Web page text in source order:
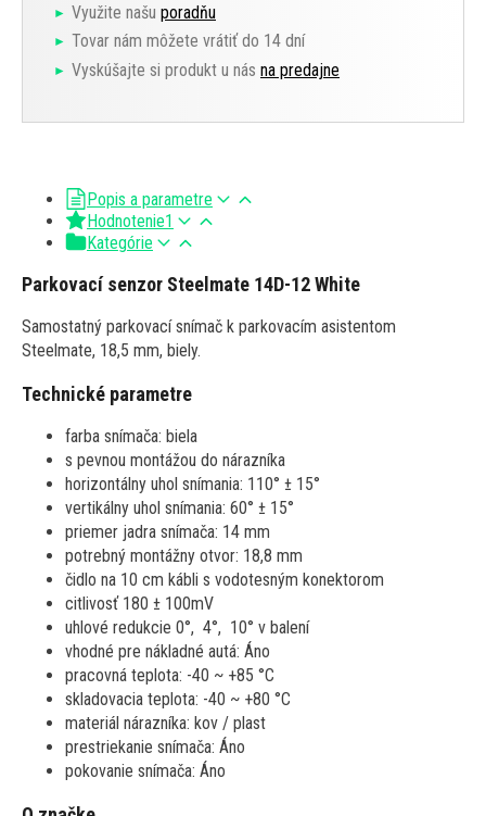
Využite našu poradňu
Tovar nám môžete vrátiť do 14 dní
Vyskúšajte si produkt u nás na predajne
Popis a parametre
Hodnotenie1
Kategórie
Parkovací senzor Steelmate 14D-12 White
Samostatný parkovací snímač k parkovacím asistentom
Steelmate, 18,5 mm, biely.
Technické parametre
farba snímača: biela
s pevnou montážou do nárazníka
horizontálny uhol snímania: 110° ± 15°
vertikálny uhol snímania: 60° ± 15°
priemer jadra snímača: 14 mm
potrebný montážny otvor: 18,8 mm
čidlo na 10 cm kábli s vodotesným konektorom
citlivosť 180 ± 100mV
uhlové redukcie 0°, 4°, 10° v balení
vhodné pre nákladné autá: Áno
pracovná teplota: -40 ~ +85 °C
skladovacia teplota: -40 ~ +80 °C
materiál nárazníka: kov / plast
prestriekanie snímača: Áno
pokovanie snímača: Áno